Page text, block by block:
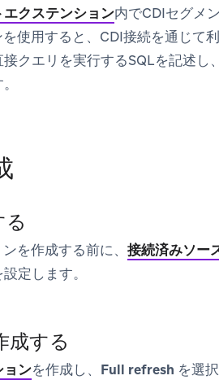
エクステンション内でCDIセグメ
使用すると、CDI接続を通じて
クエリを実行するSQLを記述し
を作成する前に、 接続済みソー
定します。
成する
ョンを作成し、 Full refresh を選